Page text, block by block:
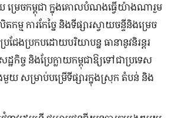
រេចកម្ពុជា ក្នុងគោលបំណងធ្វើយ៉ាងណារួម
កម្ម ការកែច្នៃ និងទីផ្សារស្វាយចន្ទីនិងម្រេច
ជែងប្រកបដោយបរិយាបន្ន ធានានូវនិរន្តរ
ដ្ឋកិច្ច និងប្រែក្លាយកម្ពុជាឱ្យទៅជាប្រទេស
យ សម្រាប់បម្រើទីផ្សារក្នុងស្រុក តំបន់ និង